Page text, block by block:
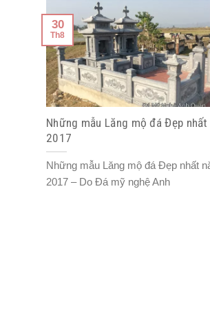
Những mẫu Lăng mộ đá Đẹp nhất
2017
Những mẫu Lăng mộ đá Đẹp nhất
2017 – Do Đá mỹ nghệ Anh
30
Th8